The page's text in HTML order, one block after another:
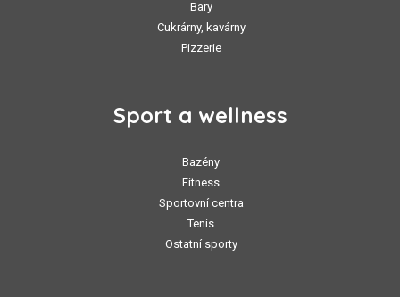
Bary
Cukrárny, kavárny
Pizzerie
Sport a wellness
Bazény
Fitness
Sportovní centra
Tenis
Ostatní sporty